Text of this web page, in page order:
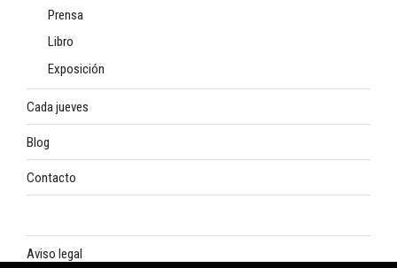
Prensa
Libro
Exposición
Cada jueves
Blog
Contacto
Aviso legal